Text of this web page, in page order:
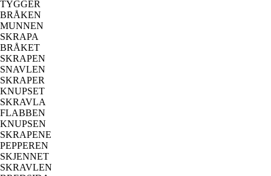
TYGGER
BRÅKEN
MUNNEN
SKRAPA
BRÅKET
SKRAPEN
SNAVLEN
SKRAPER
KNUPSET
SKRAVLA
FLABBEN
KNUPSEN
SKRAPENE
PEPPEREN
SKJENNET
SKRAVLEN